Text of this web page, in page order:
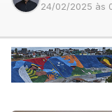
24/02/2025 às